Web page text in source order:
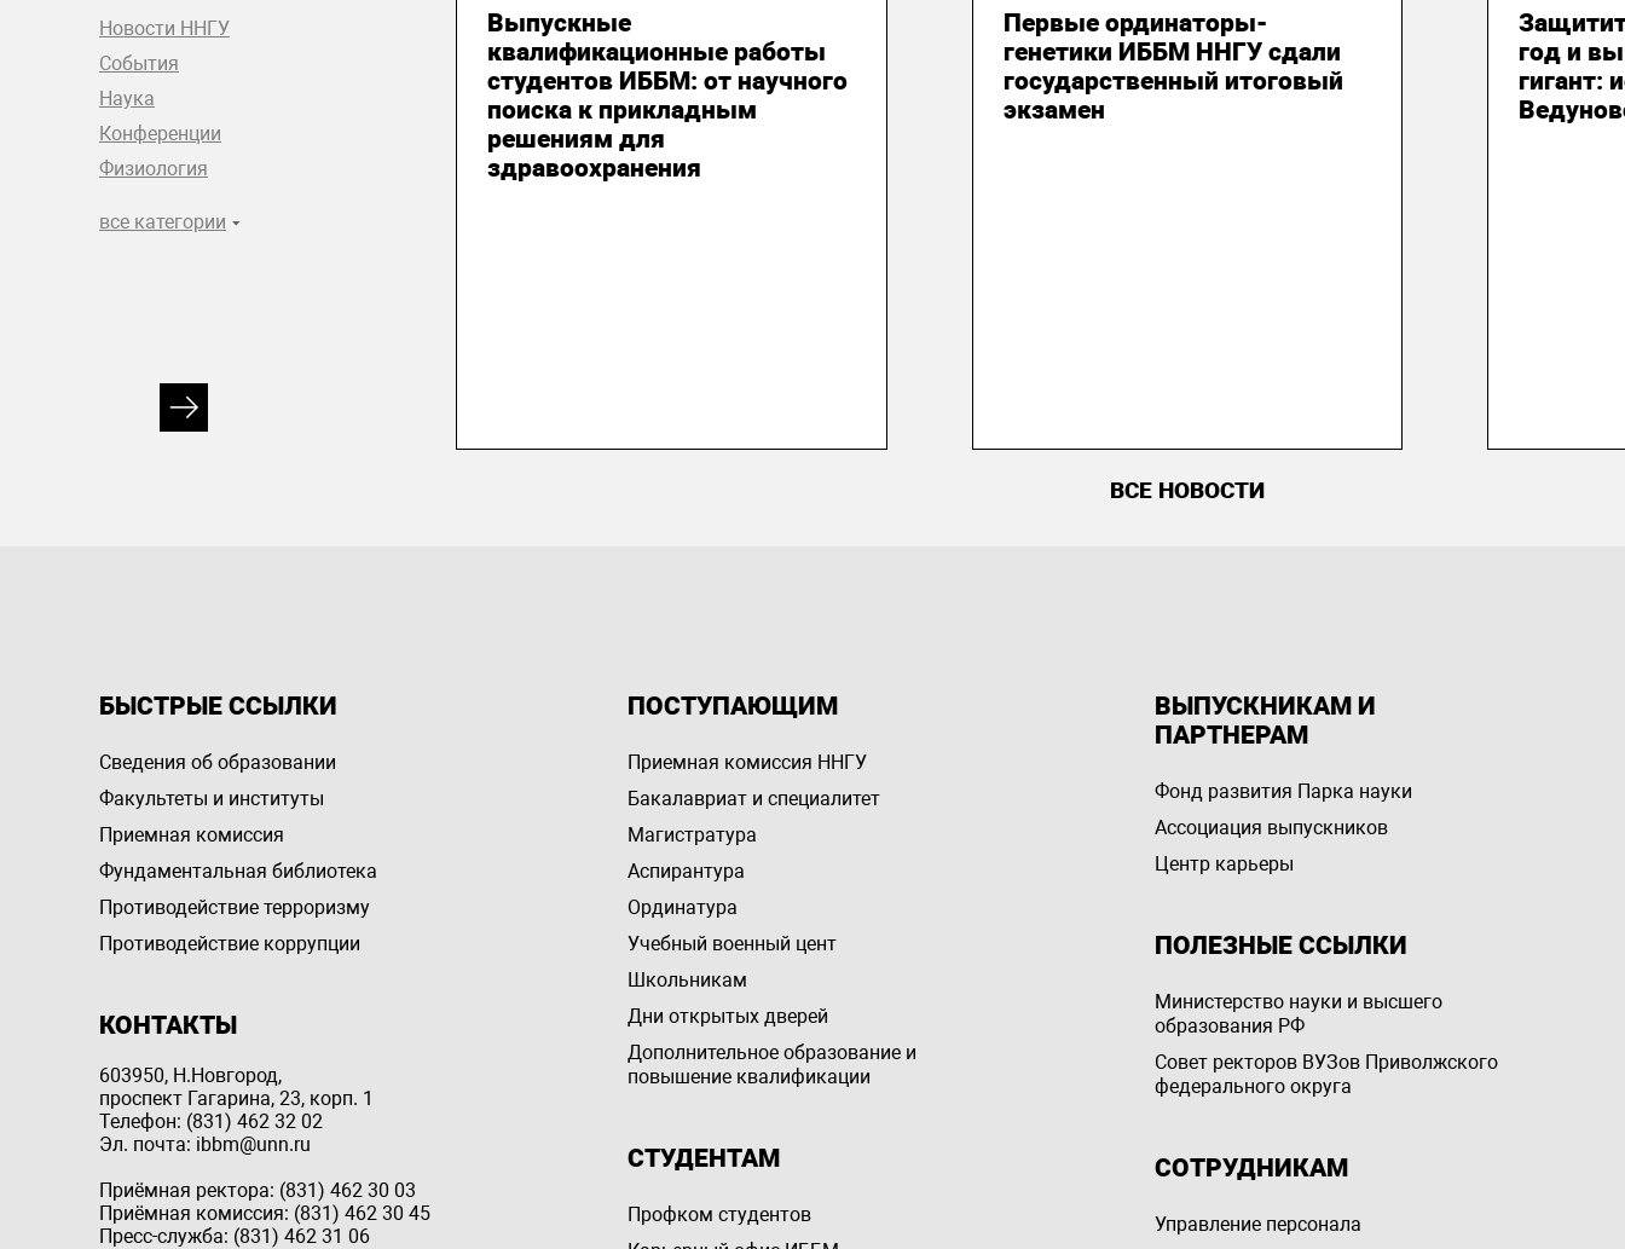
Новости ННГУ
События
Наука
Конференции
Физиология
все категории
Выпускные
квалификационные работы
студентов ИББМ: от научного
поиска к прикладным
решениям для
здравоохранения
Первые ординаторы-
генетики ИББМ ННГУ сдали
государственный итоговый
экзамен
год и
гигант:
ВСЕ НОВОСТИ
БЫСТРЫЕ ССЫЛКИ
Сведения об образовании
Факультеты и институты
Приемная комиссия
Фундаментальная библиотека
Противодействие терроризму
Противодействие коррупции
КОНТАКТЫ
603950, Н.Новгород,
проспект Гагарина, 23, корп. 1
Телефон: (831) 462 32 02
Эл. почта: ibbm@unn.ru
Приёмная ректора: (831) 462 30 03
Приёмная комиссия: (831) 462 30 45
Пресс-служба: (831) 462 31 06
ПОСТУПАЮЩИМ
Приемная комиссия ННГУ
Бакалавриат и специалитет
Магистратура
Аспирантура
Ординатура
Учебный военный цент
Школьникам
Дни открытых дверей
Дополнительное образование и
повышение квалификации
СТУДЕНТАМ
Профком студентов
ВЫПУСКНИКАМ И
ПАРТНЕРАМ
Фонд развития Парка науки
Ассоциация выпускников
Центр карьеры
ПОЛЕЗНЫЕ ССЫЛКИ
Министерство науки и высшего
образования РФ
Совет ректоров ВУЗов Приволжского
федерального округа
СОТРУДНИКАМ
Управление персоналa